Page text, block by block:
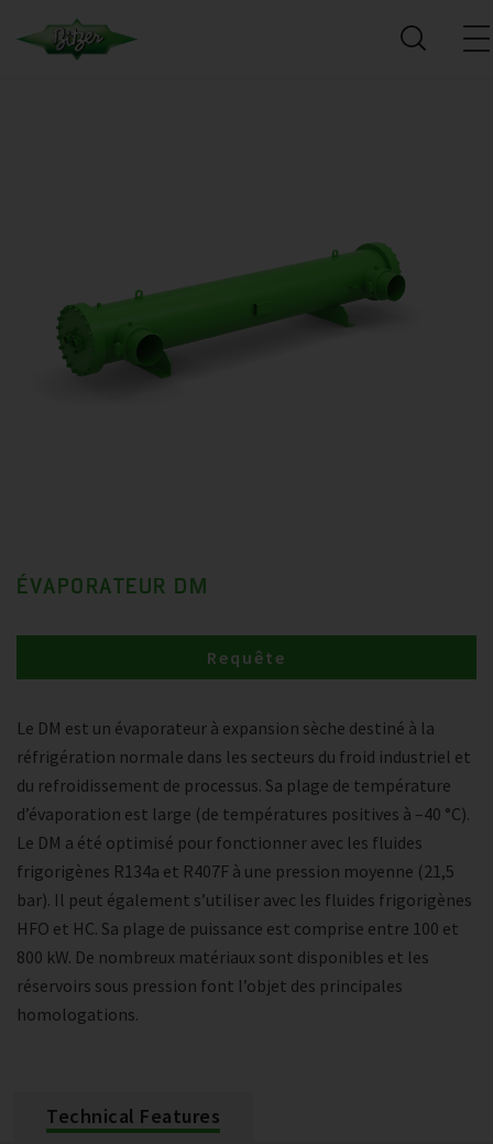
ÉVAPORATEUR DM
Le DM est un évaporateur à expansion sèche destiné à la
réfrigération normale dans les secteurs du froid industriel et
du refroidissement de processus. Sa plage de température
d’évaporation est large (de températures positives à –40 °C).
Le DM a été optimisé pour fonctionner avec les fluides
frigorigènes R134a et R407F à une pression moyenne (21,5
bar). Il peut également s’utiliser avec les fluides frigorigènes
HFO et HC. Sa plage de puissance est comprise entre 100 et
800 kW. De nombreux matériaux sont disponibles et les
réservoirs sous pression font l’objet des principales
homologations.
Requête
Technical Features